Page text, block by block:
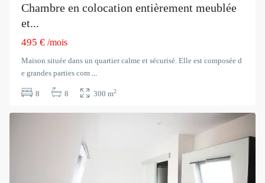
Chambre en colocation entièrement meublée
et...
495 €/mois
Maison située dans un quartier calme et sécurisé. Elle est composée d
e grandes parties com
8 8 300 m2